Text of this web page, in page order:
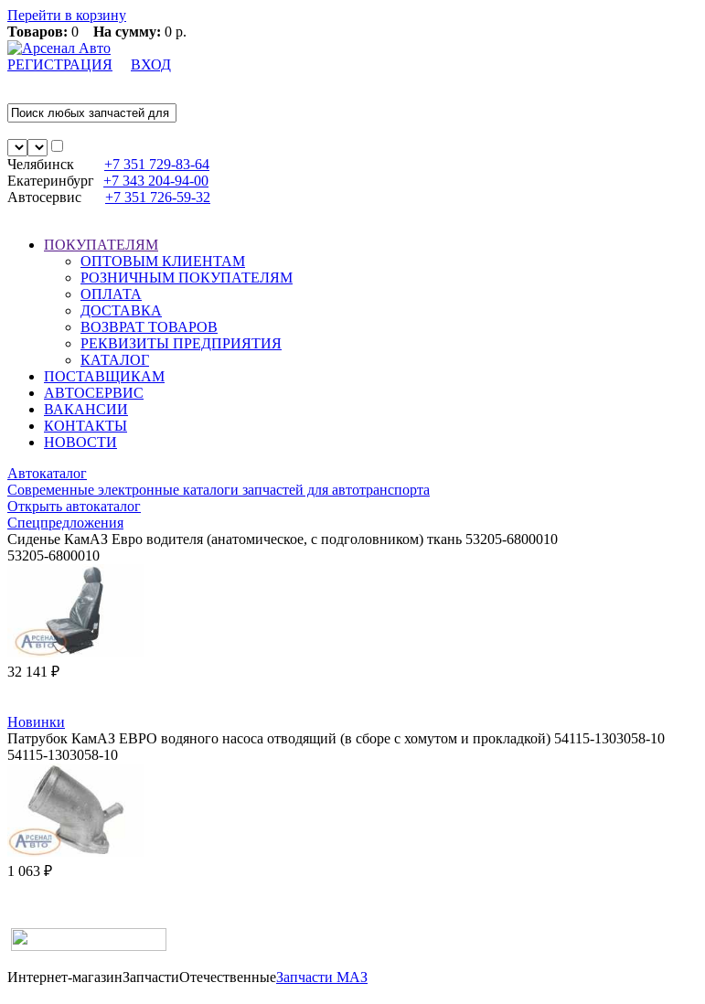
Перейти в корзину
Товаров: 0 На сумму: 0 р.
РЕГИСТРАЦИЯ ВХОД
Челябинск +7 351 729-83-64
Екатеринбург +7 343 204-94-00
Автосервис
+7 351 726-59-32
ПОКУПАТЕЛЯМ
ОПТОВЫМ КЛИЕНТАМ
РОЗНИЧНЫМ ПОКУПАТЕЛЯМ
ОПЛАТА
ДОСТАВКА
ВОЗВРАТ ТОВАРОВ
РЕКВИЗИТЫ ПРЕДПРИЯТИЯ
КАТАЛОГ
ПОСТАВЩИКАМ
АВТОСЕРВИС
ВАКАНСИИ
КОНТАКТЫ
НОВОСТИ
Автокаталог
Современные электронные каталоги запчастей для автотранспорта
Открыть автокаталог
Спецпредложения
Сиденье КамАЗ Евро водителя (анатомическое, с подголовником) ткань 53205-6800010
53205-6800010
32 141 ₽
Новинки
Патрубок КамАЗ ЕВРО водяного насоса отводящий (в сборе с хомутом и прокладкой) 54115-1303058-10
54115-1303058-10
1 063 ₽
Интернет-магазинЗапчастиОтечественныеЗапчасти МАЗ